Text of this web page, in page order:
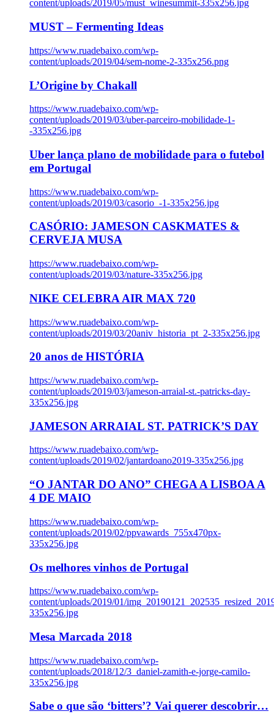
content/uploads/2019/05/must_winesummit-335x256.jpg
MUST – Fermenting Ideas
https://www.ruadebaixo.com/wp-
content/uploads/2019/04/sem-nome-2-335x256.png
L’Origine by Chakall
https://www.ruadebaixo.com/wp-
content/uploads/2019/03/uber-parceiro-mobilidade-1-
-335x256.jpg
Uber lança plano de mobilidade para o futebol
em Portugal
https://www.ruadebaixo.com/wp-
content/uploads/2019/03/casorio_-1-335x256.jpg
CASÓRIO: JAMESON CASKMATES &
CERVEJA MUSA
https://www.ruadebaixo.com/wp-
content/uploads/2019/03/nature-335x256.jpg
NIKE CELEBRA AIR MAX 720
https://www.ruadebaixo.com/wp-
content/uploads/2019/03/20aniv_historia_pt_2-335x256.jpg
20 anos de HISTÓRIA
https://www.ruadebaixo.com/wp-
content/uploads/2019/03/jameson-arraial-st.-patricks-day-
335x256.jpg
JAMESON ARRAIAL ST. PATRICK’S DAY
https://www.ruadebaixo.com/wp-
content/uploads/2019/02/jantardoano2019-335x256.jpg
“O JANTAR DO ANO” CHEGA A LISBOA A
4 DE MAIO
https://www.ruadebaixo.com/wp-
content/uploads/2019/02/ppvawards_755x470px-
335x256.jpg
Os melhores vinhos de Portugal
https://www.ruadebaixo.com/wp-
content/uploads/2019/01/
335x256.jpg
Mesa Marcada 2018
https://www.ruadebaixo.com/wp-
content/uploads/2018/12/3_daniel-zamith-e-jorge-camilo-
335x256.jpg
Sabe o que são ‘bitters’? Vai querer descobrir…